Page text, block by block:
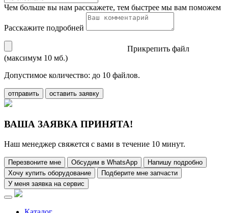
Чем больше вы нам расскажете, тем быстрее мы вам поможем
Расскажите подробней
Прикрепить файл
(максимум 10 мб.)
Допустимое количество: до 10 файлов.
отправить оставить заявку
ВАША ЗАЯВКА ПРИНЯТА!
Наш менеджер свяжется с вами в течение 10 минут.
Перезвоните мне Обсудим в WhatsApp
Напишу подробно
Хочу купить оборудование
Подберите мне запчасти
У меня заявка на сервис